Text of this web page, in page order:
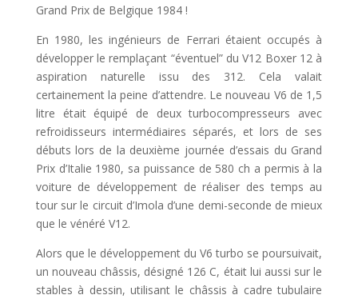
Grand Prix de Belgique 1984 !
En 1980, les ingénieurs de Ferrari étaient occupés à
développer le remplaçant “éventuel” du V12 Boxer 12 à
aspiration naturelle issu des 312. Cela valait
certainement la peine d’attendre. Le nouveau V6 de 1,5
litre était équipé de deux turbocompresseurs avec
refroidisseurs intermédiaires séparés, et lors de ses
débuts lors de la deuxième journée d’essais du Grand
Prix d’Italie 1980, sa puissance de 580 ch a permis à la
voiture de développement de réaliser des temps au
tour sur le circuit d’Imola d’une demi-seconde de mieux
que le vénéré V12.
Alors que le développement du V6 turbo se poursuivait,
un nouveau châssis, désigné 126 C, était lui aussi sur le
stables à dessin, utilisant le châssis à cadre tubulaire